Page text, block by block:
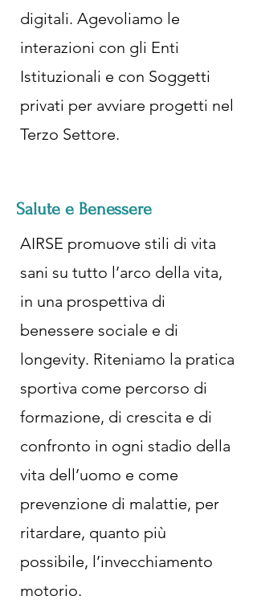
digitali. Agevoliamo le
interazioni con gli Enti
Istituzionali e con Soggetti
privati per avviare progetti nel
Terzo Settore.
Salute e Benessere
AIRSE promuove stili di vita
sani su tutto l’arco della vita,
in una prospettiva di
benessere sociale e di
longevity. Riteniamo la pratica
sportiva come percorso di
formazione, di crescita e di
confronto in ogni stadio della
vita dell’uomo e come
prevenzione di malattie, per
ritardare, quanto più
possibile, l’invecchiamento
motorio.